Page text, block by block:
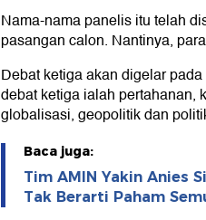
Nama-nama panelis itu telah
pasangan calon. Nantinya,
Debat ketiga akan digelar
debat ketiga ialah pertahanan,
globalisasi, geopolitik dan
Baca juga:
Tim AMIN Yakin Anies
Tak Berarti Paham